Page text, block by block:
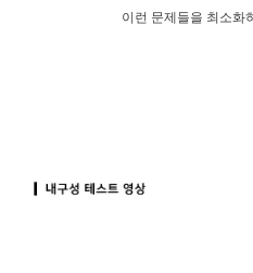
이런 문제들을 최소화